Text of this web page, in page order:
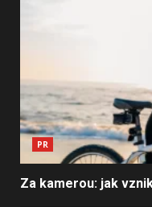
PR
Za kamerou: jak